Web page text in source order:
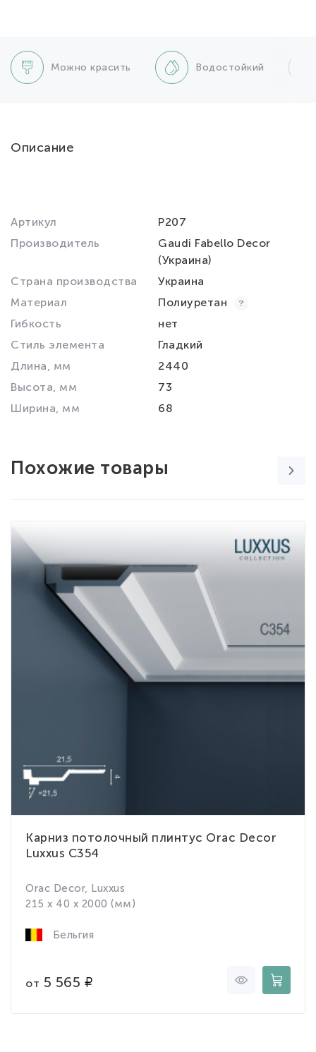
Можно красить Водостойкий
Описание
Артикул
P207
Производитель
Gaudi Fabello Decor
(Украина)
Страна производства
Украина
Материал
Полиуретан
Гибкость
нет
Стиль элемента
Гладкий
Длина, мм
2440
Высота, мм
73
Ширина, мм
68
Похожие товары
Карниз потолочный плинтус Orac Decor
Luxxus C354
Orac Decor, Luxxus
215 x 40 x 2000 (мм)
Бельгия
от 5 565